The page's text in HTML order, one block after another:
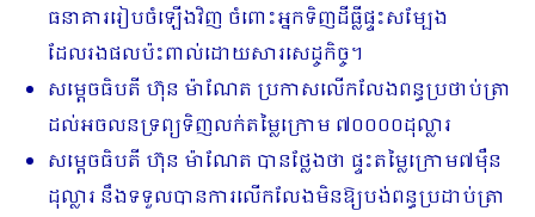
ធនាគាររៀបចំឡើងវិញ ចំពោះអ្នកទិញដីធ្លីផ្ទះសម្បែង
ដែលរងផលប៉ះពាល់ដោយសារសេដ្ចកិច្ច។
សម្តេចធិបតី ហ៊ុន ម៉ាណែត ប្រកាសលើកលែងពន្ធប្រថាប់ត្រា
ដល់អចលនទ្រព្យទិញលក់តម្លៃក្រោម ៧០០០០ដុល្លារ
សម្តេចធិបតី ហ៊ុន ម៉ាណែត បានថ្លែងថា ផ្ទះតម្លៃក្រោម៧ម៉ឺន
ដុល្លារ នឹងទទួលបានការលើកលែងមិនឱ្យបង់ពន្ធប្រដាប់ត្រា